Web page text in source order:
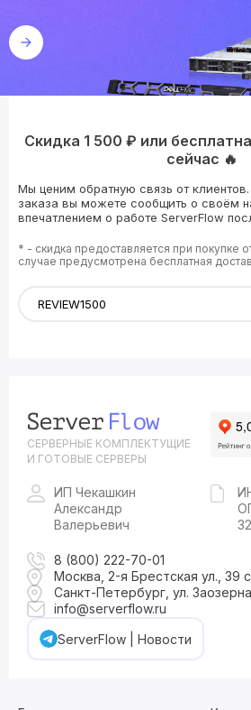
Скидка 1 500 ₽ или
сейчас 🔥
Мы ценим обратную связь от
заказа вы можете сообщить о своём
впечатлением о работе ServerFlow
* - скидка предоставляется при покупке
случае предусмотрена бесплатная
СЕРВЕРНЫЕ КОМПЛЕКТУЩИЕ
И ГОТОВЫЕ СЕРВЕРЫ
ИП Чекашкин
Александр
Валерьевич
8 (800) 222-70-01
Москва, 2-я Брестская ул., 39
Санкт-Петербург, ул.
info@serverflow.ru
ServerFlow | Новости